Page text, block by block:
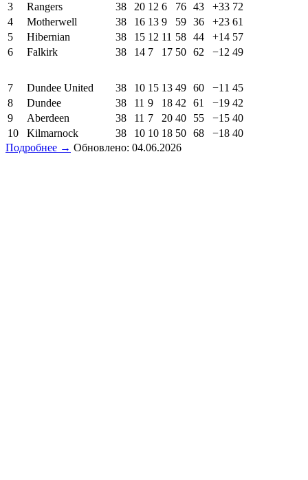
3
Rangers 38 20 12 6 76 43 +33 72
4
Motherwell 38 16 13 9 59 36 +23 61
5
Hibernian 38 15 12 11 58 44 +14 57
6
Falkirk 38 14 7 17 50 62 −12 49
7 Dundee United 38 10 15 13 49 60 −11 45
8
Dundee 38 11 9 18 42 61 −19 42
9
Aberdeen 38 11 7 20 40 55 −15 40
10
Kilmarnock 38 10 10 18 50 68 −18 40
Подробнее → Обновлено: 04.06.2026